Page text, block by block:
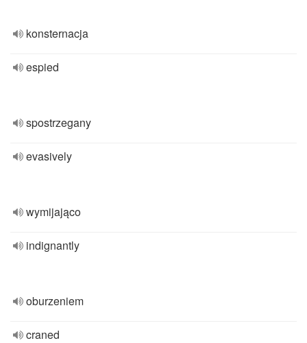
konsternacja
espied
spostrzegany
evasively
wymijająco
indignantly
oburzeniem
craned